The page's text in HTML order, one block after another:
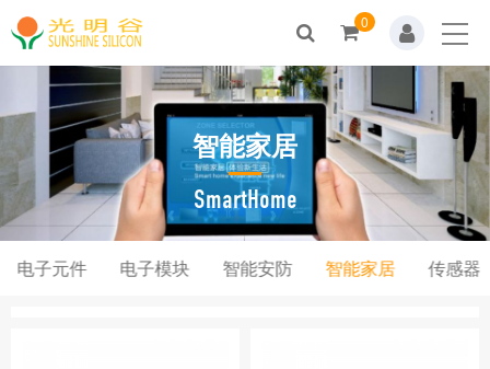
关于我们
新闻动态
产品展示
解决方案
0
智能家居
SmartHome
电子元件 电子模块 智能安防 智能家居 传感器